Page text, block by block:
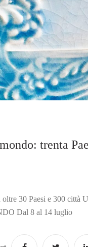
trenta
30 Paesi e 300 città
Dal 8 al 14 luglio